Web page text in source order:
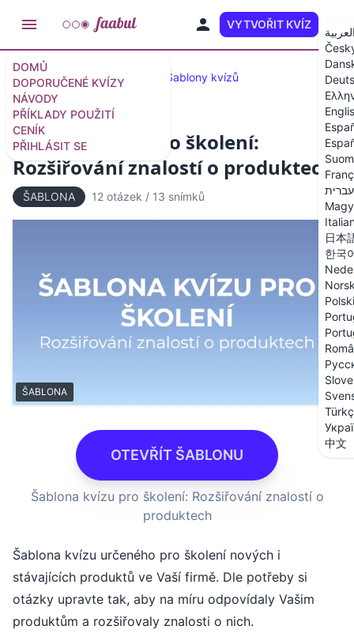
DOMŮ
DOPORUČENÉ KVÍZY
NÁVODY
PŘÍKLADY POUŽITÍ
CENÍK
PŘIHLÁSIT SE
VYTVOŘIT KVÍZ
עברית
日本
한국
Polski
中文
Doporučené kvízy a testy Šablony kvízů
Šablona kvízu pro školení:
Rozšiřování znalostí o produktech
ŠABLONA 12 otázek / 13 snímků
ŠABLONA
OTEVŘÍT ŠABLONU
Šablona kvízu pro školení: Rozšiřování znalostí o
produktech
Šablona kvízu určeného pro školení nových i
stávajících produktů ve Vaší firmě. Dle potřeby si
otázky upravte tak, aby na míru odpovídaly Vašim
produktům a rozšiřovaly znalosti o nich.